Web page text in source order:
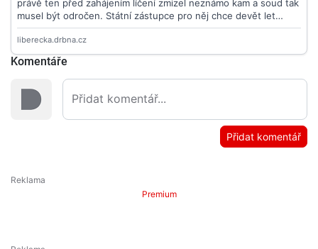
Komentáře
Přidat komentář
Premium